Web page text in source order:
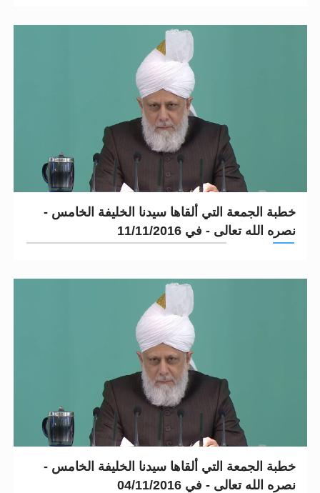
خطبة الجمعة التي ألقاها سيدنا الخليفة الخامس -
نصره الله تعالى - في 11/11/2016
خطبة الجمعة التي ألقاها سيدنا الخليفة الخامس -
نصره الله تعالى - في 04/11/2016